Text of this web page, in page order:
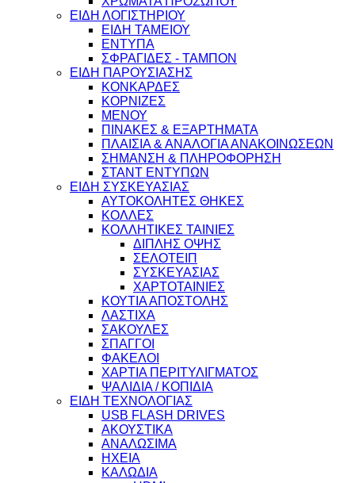
ΕΙΔΗ ΛΟΓΙΣΤΗΡΙΟΥ
ΕΙΔΗ ΤΑΜΕΙΟΥ
ΕΝΤΥΠΑ
ΣΦΡΑΓΙΔΕΣ - ΤΑΜΠΟΝ
ΕΙΔΗ ΠΑΡΟΥΣΙΑΣΗΣ
ΚΟΝΚΑΡΔΕΣ
ΚΟΡΝΙΖΕΣ
ΜΕΝΟΥ
ΠΙΝΑΚΕΣ & ΕΞΑΡΤΗΜΑΤΑ
ΠΛΑΙΣΙΑ & ΑΝΑΛΟΓΙΑ ΑΝΑΚΟΙΝΩΣΕΩΝ
ΣΗΜΑΝΣΗ & ΠΛΗΡΟΦΟΡΗΣΗ
ΣΤΑΝΤ ΕΝΤΥΠΩΝ
ΕΙΔΗ ΣΥΣΚΕΥΑΣΙΑΣ
ΑΥΤΟΚΟΛΗΤΕΣ ΘΗΚΕΣ
ΚΟΛΛΕΣ
ΚΟΛΛΗΤΙΚΕΣ ΤΑΙΝΙΕΣ
ΔΙΠΛΗΣ ΟΨΗΣ
ΣΕΛΟΤΕΙΠ
ΣΥΣΚΕΥΑΣΙΑΣ
ΧΑΡΤΟΤΑΙΝΙΕΣ
ΚΟΥΤΙΑ ΑΠΟΣΤΟΛΗΣ
ΛΑΣΤΙΧΑ
ΣΑΚΟΥΛΕΣ
ΣΠΑΓΓΟΙ
ΦΑΚΕΛΟΙ
ΧΑΡΤΙΑ ΠΕΡΙΤΥΛΙΓΜΑΤΟΣ
ΨΑΛΙΔΙΑ / ΚΟΠΙΔΙΑ
ΕΙΔΗ ΤΕΧΝΟΛΟΓΙΑΣ
USB FLASH DRIVES
ΑΚΟΥΣΤΙΚΑ
ΑΝΑΛΩΣΙΜΑ
ΗΧΕΙΑ
ΚΑΛΩΔΙΑ